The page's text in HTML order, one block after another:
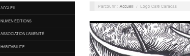
ACCUEIL
NUMEN ÉDITIONS
ASSOCIATION L’AMÉNITÉ
HABITABILITÉ
Parcourir : Accueil / Logo Café Caracas